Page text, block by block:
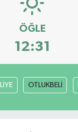
ÖĞLE
12:31
OTLUKBELİ